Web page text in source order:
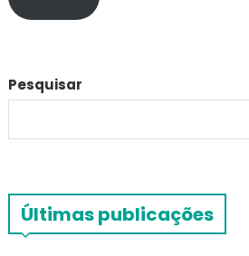
Pesquisar
Últimas publicações